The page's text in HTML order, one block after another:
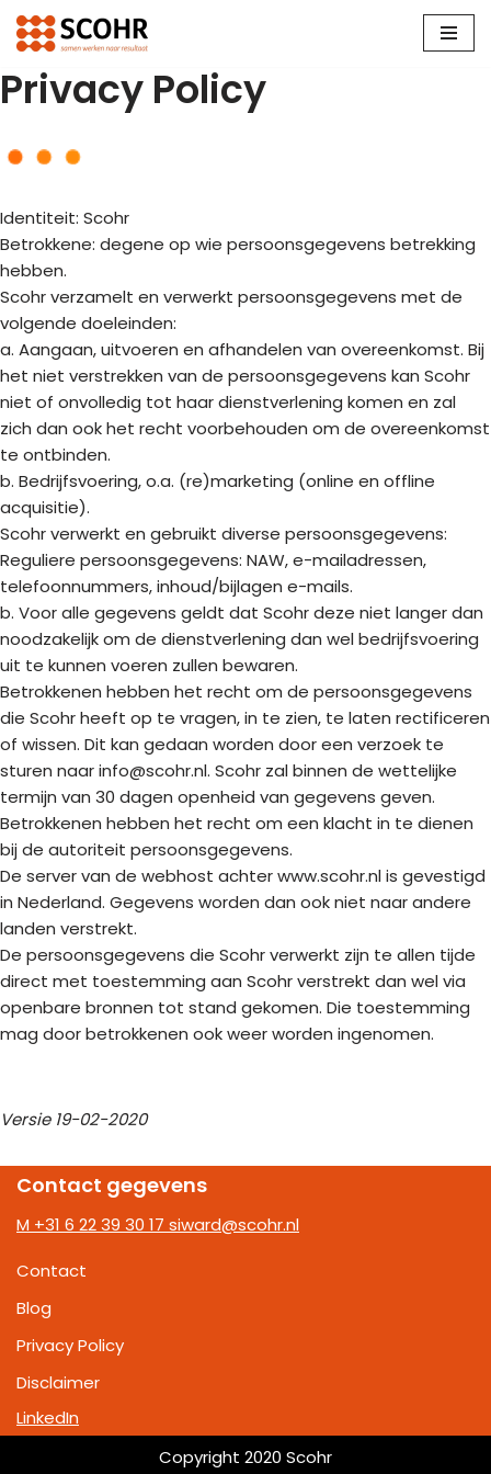
Ga
naar
Privacy Policy
Identiteit: Scohr
Betrokkene: degene op wie persoonsgegevens betrekking
hebben.
Scohr verzamelt en verwerkt persoonsgegevens met de
volgende doeleinden:
a. Aangaan, uitvoeren en afhandelen van overeenkomst. Bij
het niet verstrekken van de persoonsgegevens kan Scohr
niet of onvolledig tot haar dienstverlening komen en zal
zich dan ook het recht voorbehouden om de overeenkomst
te ontbinden.
b. Bedrijfsvoering, o.a. (re)marketing (online en offline
acquisitie).
Scohr verwerkt en gebruikt diverse persoonsgegevens:
Reguliere persoonsgegevens: NAW, e-mailadressen,
telefoonnummers, inhoud/bijlagen e-mails.
b. Voor alle gegevens geldt dat Scohr deze niet langer dan
noodzakelijk om de dienstverlening dan wel bedrijfsvoering
uit te kunnen voeren zullen bewaren.
Betrokkenen hebben het recht om de persoonsgegevens
die Scohr heeft op te vragen, in te zien, te laten rectificeren
of wissen. Dit kan gedaan worden door een verzoek te
sturen naar info@scohr.nl. Scohr zal binnen de wettelijke
termijn van 30 dagen openheid van gegevens geven.
Betrokkenen hebben het recht om een klacht in te dienen
bij de autoriteit persoonsgegevens.
De server van de webhost achter www.scohr.nl is gevestigd
in Nederland. Gegevens worden dan ook niet naar andere
landen verstrekt.
De persoonsgegevens die Scohr verwerkt zijn te allen tijde
direct met toestemming aan Scohr verstrekt dan wel via
openbare bronnen tot stand gekomen. Die toestemming
mag door betrokkenen ook weer worden ingenomen.
Versie 19-02-2020
Contact gegevens
M +31 6 22 39 30 17 siward@scohr.nl
Contact
Blog
Privacy Policy
Disclaimer
LinkedIn
Copyright 2020 Scohr